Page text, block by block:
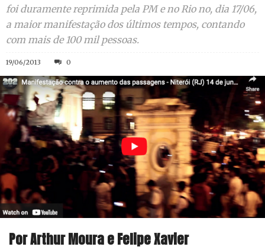
foi duramente reprimida pela PM e no Rio no, dia 17/06,
a maior manifestação dos últimos tempos, contando
com mais de 100 mil pessoas.
19/06/2013 0
Por Arthur Moura e Felipe Xavier